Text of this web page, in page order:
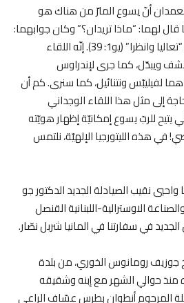
أنّ يسوع المارّ من هناك هو
قال لهما: “ماذا تريدان؟” وكان جوابهما:
“يا معلّم، أين تقيم؟” فقال: “تعاليا وانظرا” (يو1: 39). إنّه اللقاء
ويبدّل، كما جرى لإندراوس
لفيليبّس ونتنائيل، كما سنرى. كم أن
إلى مثل هذا اللقاء الوجداني
للربّ يسوع إمكانيّة إظهار هويّته
في هذه الليتورجيا الإلهيّة، نلتمس
نقيب الصيادلة الجديد الدكتور جو
الاوسترالية-اللبنانية القنصل
في سفارتنا في المانيا شربل نصّار.
جوزيف رومانوس الخوري، من بلدة
منذ حوالي الشهر مع إبنه وشقيقه
المرحوم أنطوان بطرس عسّاف الراعي